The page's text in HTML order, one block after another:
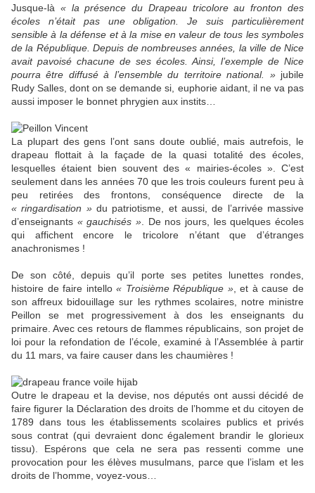
Jusque-là « la présence du Drapeau tricolore au fronton des
écoles n’était pas une obligation. Je suis particulièrement
sensible à la défense et à la mise en valeur de tous les symboles
de la République. Depuis de nombreuses années, la ville de Nice
avait pavoisé chacune de ses écoles. Ainsi, l’exemple de Nice
pourra être diffusé à l’ensemble du territoire national. »jubile
Rudy Salles, dont on se demande si, euphorie aidant, il ne va pas
aussi imposer le bonnet phrygien aux instits…
La plupart des gens l’ont sans doute oublié, mais autrefois, le
drapeau flottait à la façade de la quasi totalité des écoles,
lesquelles étaient bien souvent des « mairies-écoles ». C’est
seulement dans les années 70 que les trois couleurs furent peu à
peu retirées des frontons, conséquence directe de la
« ringardisation »du patriotisme, et aussi, de l’arrivée massive
d’enseignants « gauchisés » . De nos jours, les quelques écoles
qui affichent encore le tricolore n’étant que d’étranges
anachronismes !
De son côté, depuis qu’il porte ses petites lunettes rondes,
histoire de faire intello« Troisième République », et à cause de
son affreux bidouillage sur les rythmes scolaires, notre ministre
Peillon se met progressivement à dos les enseignants du
primaire. Avec ces retours de flammes républicains, son projet de
loi pour la refondation de l’école, examiné à l’Assemblée à partir
du 11 mars, va faire causer dans les chaumières !
Outre le drapeau et la devise, nos députés ont aussi décidé de
faire figurer la Déclaration des droits de l’homme et du citoyen de
1789 dans tous les établissements scolaires publics et privés
sous contrat (qui devraient donc également brandir le glorieux
tissu). Espérons que cela ne sera pas ressenti comme une
provocation pour les élèves musulmans, parce que l’islam et les
droits de l’homme, voyez-vous…